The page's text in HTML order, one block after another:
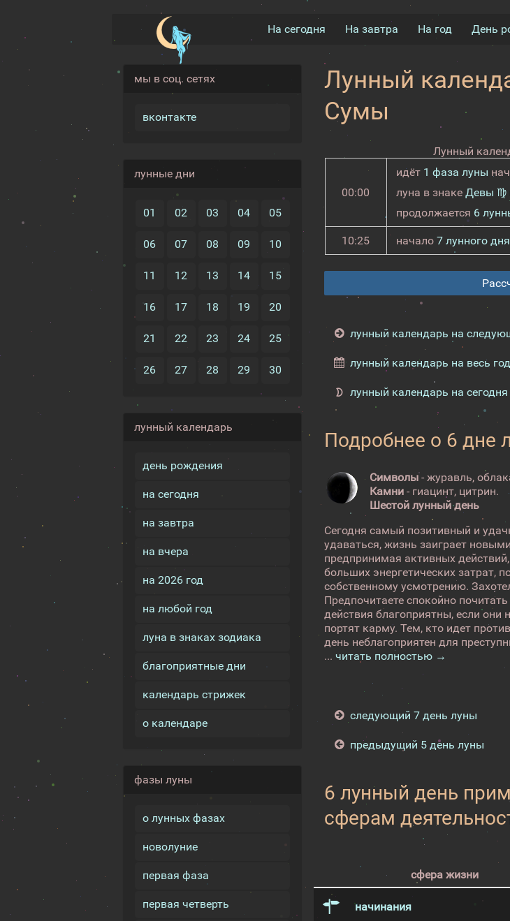
На сегодня На завтра На год День
мы в соц. сетях
вконтакте
лунные дни
01 02 03 04 05
06 07 08 09 10
11 12 13 14 15
16 17 18 19 20
21 22 23 24 25
26 27 28 29 30
лунный календарь
день рождения
на сегодня
на завтра
на вчера
на 2026 год
на любой год
луна в знаках зодиака
благоприятные дни
календарь стрижек
о календаре
фазы луны
о лунных фазах
новолуние
первая фаза
первая четверть
Лунный
Сумы
Лунный
00:00
идёт 1 фаза луны
луна в знаке Девы ♍
продолжается 6
10:25 начало 7 лунного дня
лунный календарь на
лунный календарь на весь год
лунный календарь на сегодня
Подробнее о 6 дне
Символы- журавль,
Камни - гиацинт, цитрин.
Шестой лунный день
Сегодня самый позитивный и
удаваться, жизнь заиграет
предпринимая активных
больших энергетических затрат,
собственному усмотрению.
Предпочитаете спокойно
действия благоприятны, если
портят карму. Тем, кто идет
день неблагоприятен для
...читать полностью →
следующий 7 день луны
предыдущий 5 день луны
6 лунный день
сферам
сфера жизни
начинания